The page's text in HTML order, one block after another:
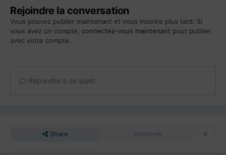
Rejoindre la conversation
Vous pouvez publier maintenant et vous inscrire plus tard. Si
vous avez un compte, connectez-vous maintenant pour publier
avec votre compte.
Répondre à ce sujet…
Share Abonnés 0